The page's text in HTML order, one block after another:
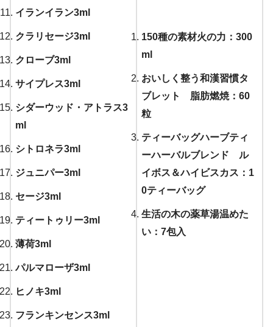
イランイラン3ml
クラリセージ3ml
クローブ3ml
サイプレス3ml
シダーウッド・アトラス3
ml
シトロネラ3ml
ジュニパー3ml
セージ3ml
ティートゥリー3ml
薄荷3ml
パルマローザ3ml
ヒノキ3ml
フランキンセンス3ml
150種の素材火の力：300
ml
おいしく整う和漢習慣タ
ブレット 脂肪燃焼：60
粒
ティーバッグハーブティ
ーハーバルブレンド ル
イボス＆ハイビスカス：1
0ティーバッグ
生活の木の薬草湯温めた
い：7包入